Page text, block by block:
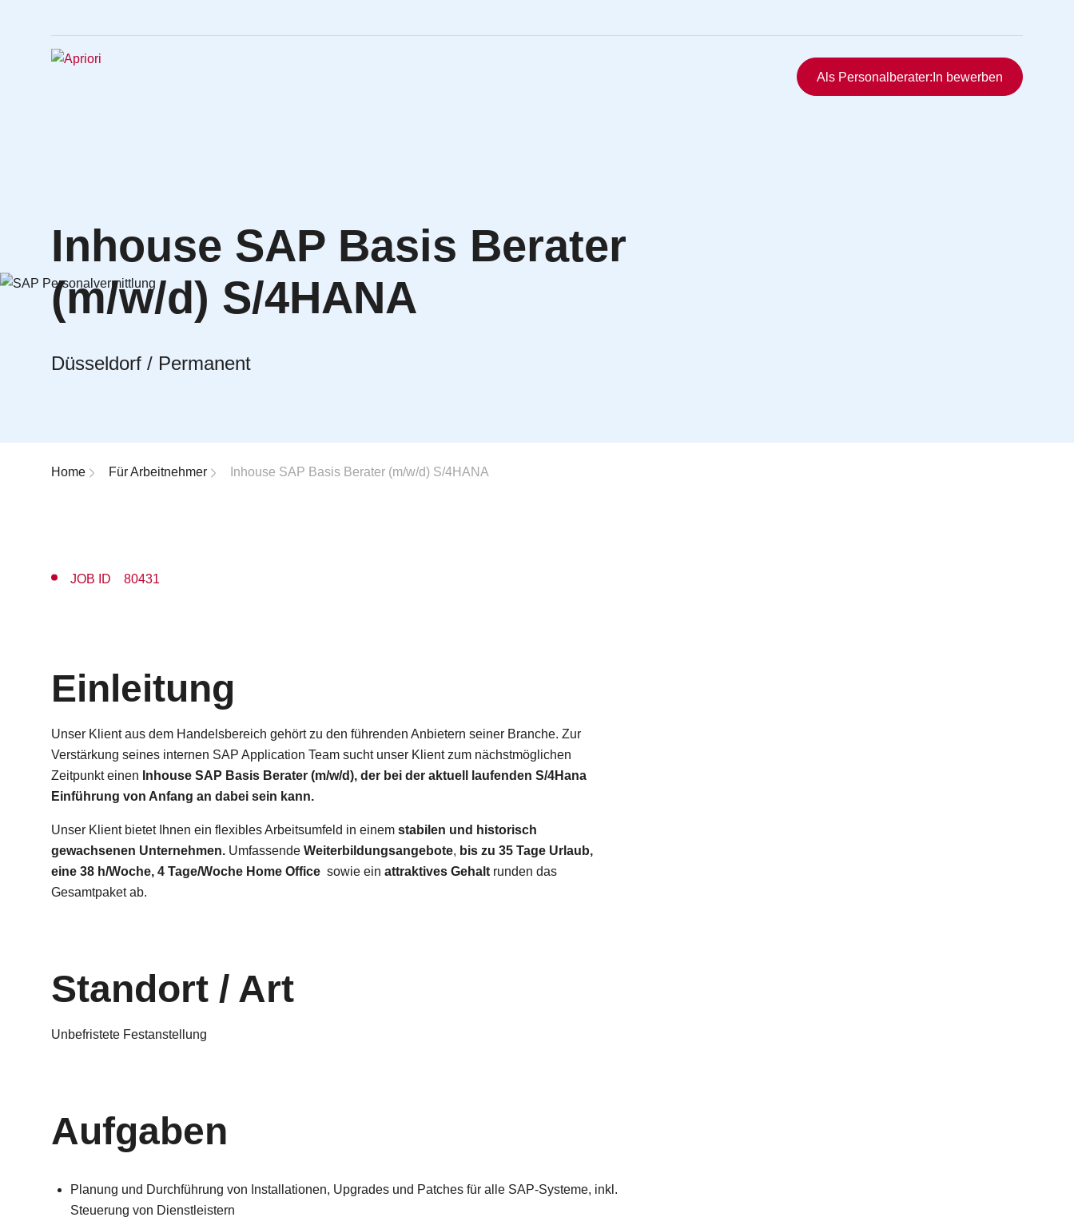
Schnellzugriff
HR:LAB Lösungen
Als Personalberater:In bewerben
Inhouse SAP Basis Berater
(m/w/d) S/4HANA
Düsseldorf / Permanent
Breadcrumb-Navigation
Home Für Arbeitnehmer Inhouse SAP Basis Berater (m/w/d) S/4HANA
JOB ID 80431
Einleitung
Unser Klient aus dem Handelsbereich gehört zu den führenden Anbietern seiner Branche. Zur
Verstärkung seines internen SAP Application Team sucht unser Klient zum nächstmöglichen
Zeitpunkt einen Inhouse SAP Basis Berater (m/w/d), der bei der aktuell laufenden S/4Hana
Einführung von Anfang an dabei sein kann.
Unser Klient bietet Ihnen ein flexibles Arbeitsumfeld in einem stabilen und historisch
gewachsenen Unternehmen. Umfassende Weiterbildungsangebote, bis zu 35 Tage Urlaub,
eine 38 h/Woche, 4 Tage/Woche Home Office sowie ein attraktives Gehalt runden das
Gesamtpaket ab.
Standort / Art
Unbefristete Festanstellung
Aufgaben
Planung und Durchführung von Installationen, Upgrades und Patches für alle SAP-Systeme, inkl.
Steuerung von Dienstleistern